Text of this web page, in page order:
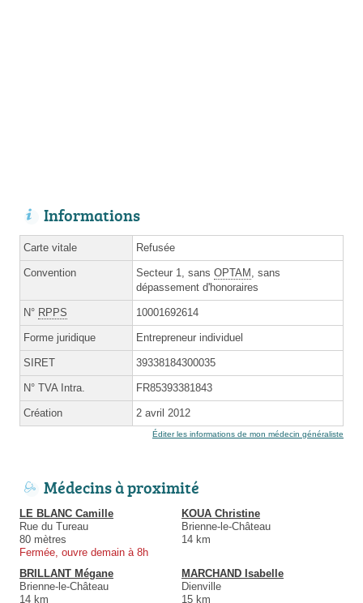
Informations
Carte vitale Refusée
Convention Secteur 1, sans OPTAM , sans
dépassement d'honoraires
N° RPPS 10001692614
Forme juridique Entrepreneur individuel
SIRET 39338184300035
N° TVA Intra. FR85393381843
Création 2 avril 2012
Éditer les informations de mon médecin généraliste
Médecins à proximité
LE BLANC Camille
Rue du Tureau
80 mètres
Fermée, ouvre demain à 8h
KOUA Christine
Brienne-le-Château
14 km
BRILLANT Mégane
Brienne-le-Château
14 km
MARCHAND Isabelle
Dienville
15 km